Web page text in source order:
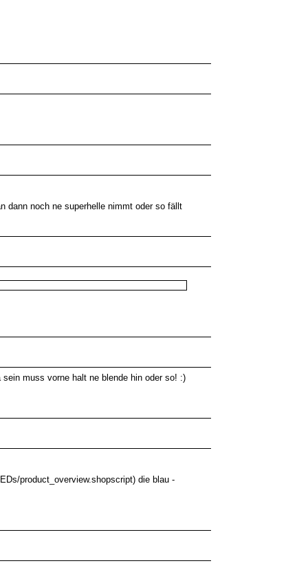
dann noch ne superhelle nimmt oder so fällt
muss vorne halt ne blende hin oder so! :)
product_overview.shopscript) die blau -